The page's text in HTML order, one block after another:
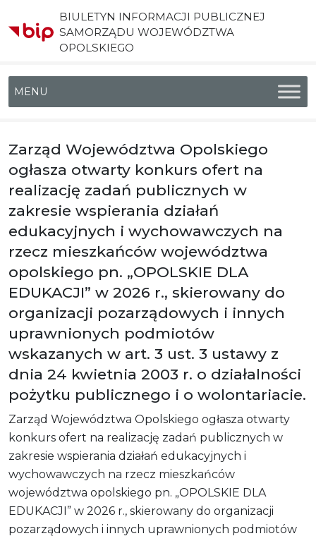
BIULETYN INFORMACJI PUBLICZNEJ
SAMORZĄDU WOJEWÓDZTWA
OPOLSKIEGO
Menu główne
Zarząd Województwa Opolskiego
ogłasza otwarty konkurs ofert na
realizację zadań publicznych w
zakresie wspierania działań
edukacyjnych i wychowawczych na
rzecz mieszkańców województwa
opolskiego pn. „OPOLSKIE DLA
EDUKACJI” w 2026 r., skierowany do
organizacji pozarządowych i innych
uprawnionych podmiotów
wskazanych w art. 3 ust. 3 ustawy z
dnia 24 kwietnia 2003 r. o działalności
pożytku publicznego i o wolontariacie.
Zarząd Województwa Opolskiego ogłasza otwarty
konkurs ofert na realizację zadań publicznych w
zakresie wspierania działań edukacyjnych i
wychowawczych na rzecz mieszkańców
województwa opolskiego pn. „OPOLSKIE DLA
EDUKACJI” w 2026 r., skierowany do organizacji
pozarządowych i innych uprawnionych podmiotów